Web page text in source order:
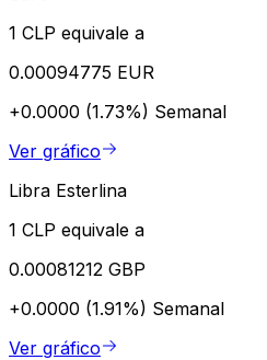
1 CLP equivale a
0.00094775 EUR
+0.0000 (1.73%) Semanal
Ver gráfico
Libra Esterlina
1 CLP equivale a
0.00081212 GBP
+0.0000 (1.91%) Semanal
Ver gráfico